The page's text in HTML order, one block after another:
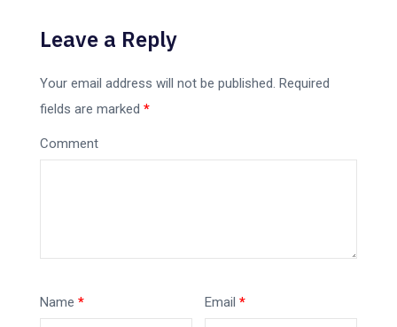
Leave a Reply
Your email address will not be published. Required
fields are marked *
Comment
Name * Email*